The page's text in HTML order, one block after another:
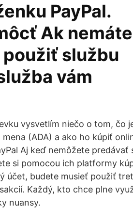
PayPal.
Ak nemáte
službu
vám
vysvetlím niečo o tom, čo
mena (ADA) a ako ho kúpiť
Aj keď nemôžete predávať
si pomocou ich platformy
účet, budete musieť použiť
Každý, kto chce plne
nuansy.